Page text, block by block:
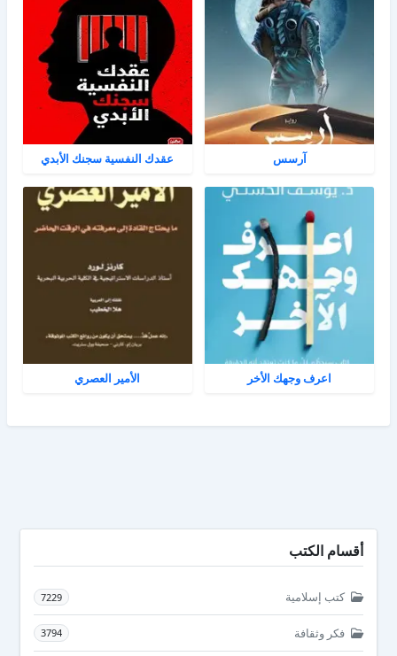
آرسس عقدك النفسية سجنك الأبدي
اعرف وجهك الأخر الأمير العصري
أقسام الكتب
كتب إسلامية 7229
فكر وثقافة 3794